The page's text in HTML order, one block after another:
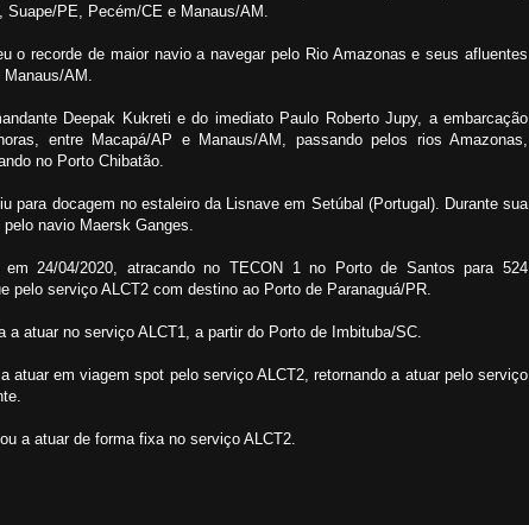
PE, Pecém/CE e Manaus/AM.
o recorde de maior navio a navegar pelo Rio Amazonas e seus afluentes
AM.
Deepak Kukreti e do imediato Paulo Roberto Jupy, a embarcação
entre Macapá/AP e Manaus/AM, passando pelos rios Amazonas,
no Porto Chibatão.
para docagem no estaleiro da Lisnave em Setúbal (Portugal). Durante sua
navio Maersk Ganges.
em 24/04/2020, atracando no TECON 1 no Porto de Santos para 524
pelo serviço ALCT2 com destino ao Porto de Paranaguá/PR.
a atuar no serviço ALCT1, a partir do Porto de Imbituba/SC.
atuar em viagem spot pelo serviço ALCT2, retornando a atuar pelo serviço
a atuar de forma fixa no serviço ALCT2.